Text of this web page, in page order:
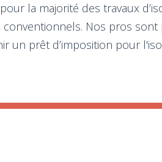
la majorité des travaux
conventionnels. Nos pros
un prêt d’imposition pour